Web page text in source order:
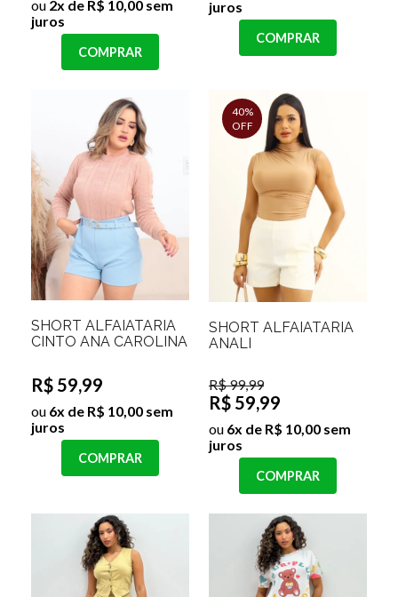
ou 2x de R$ 10,00 sem
juros
COMPRAR
juros
COMPRAR
SHORT ALFAIATARIA
CINTO ANA CAROLINA
R$ 59,99
ou 6x de R$ 10,00 sem
juros
COMPRAR
40%
OFF
SHORT ALFAIATARIA
ANALI
R$ 99,99
R$ 59,99
ou 6x de R$ 10,00 sem
juros
COMPRAR